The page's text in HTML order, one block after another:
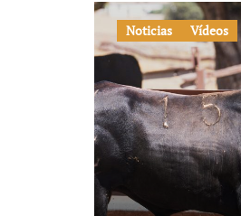
Noticias Vídeos